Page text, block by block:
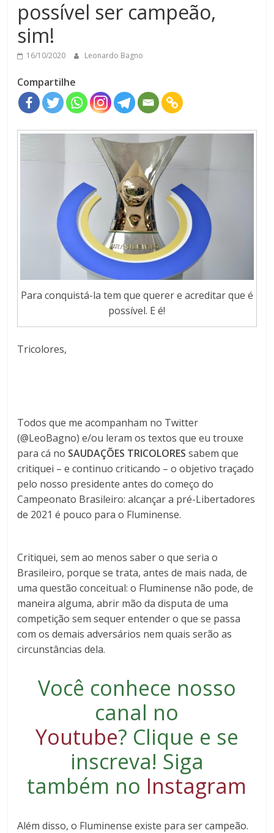
possível ser campeão,
sim!
16/10/2020 Leonardo Bagno
Compartilhe
Para conquistá-la tem que querer e acreditar que é
possível. E é!
Tricolores,
Todos que me acompanham no Twitter
(@LeoBagno) e/ou leram os textos que eu trouxe
para cá no SAUDAÇÕES TRICOLORES sabem que
critiquei – e continuo criticando – o objetivo traçado
pelo nosso presidente antes do começo do
Campeonato Brasileiro: alcançar a pré-Libertadores
de 2021 é pouco para o Fluminense.
Critiquei, sem ao menos saber o que seria o
Brasileiro, porque se trata, antes de mais nada, de
uma questão conceitual: o Fluminense não pode, de
maneira alguma, abrir mão da disputa de uma
competição sem sequer entender o que se passa
com os demais adversários nem quais serão as
circunstâncias dela.
Você conhece nosso
canal no
Youtube? Clique e se
inscreva! Siga
também no Instagram
Além disso, o Fluminense existe para ser campeão.